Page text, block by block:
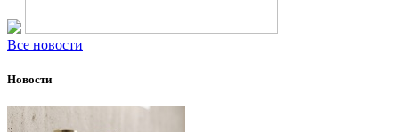
Все новости
Новости